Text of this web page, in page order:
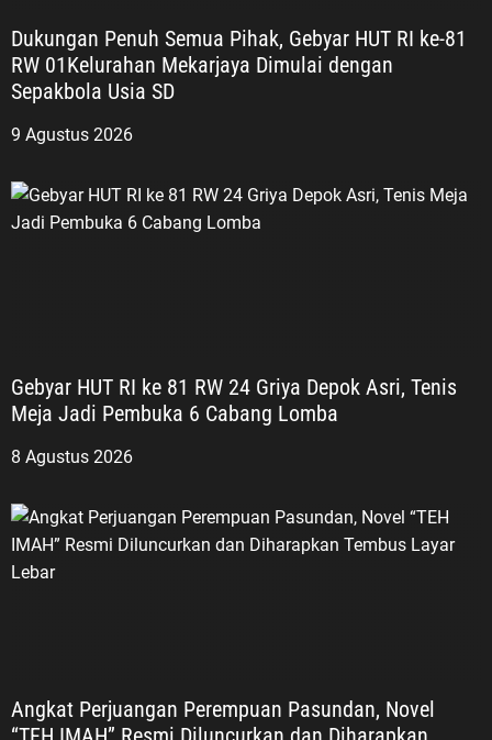
Dukungan Penuh Semua Pihak, Gebyar HUT RI ke-81
RW 01Kelurahan Mekarjaya Dimulai dengan
Sepakbola Usia SD
9 Agustus 2026
Gebyar HUT RI ke 81 RW 24 Griya Depok Asri, Tenis
Meja Jadi Pembuka 6 Cabang Lomba
8 Agustus 2026
Angkat Perjuangan Perempuan Pasundan, Novel